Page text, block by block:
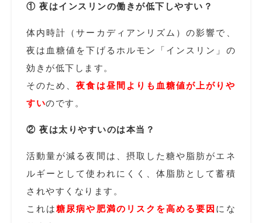
① 夜はインスリンの働きが低下しやすい？
体内時計（サーカディアンリズム）の影響で、
夜は血糖値を下げるホルモン「インスリン」の
効きが低下します。
そのため、夜食は昼間よりも血糖値が上がりや
すいのです。
② 夜は太りやすいのは本当？
活動量が減る夜間は、摂取した糖や脂肪がエネ
ルギーとして使われにくく、体脂肪として蓄積
されやすくなります。
これは糖尿病や肥満のリスクを高める要因 にな